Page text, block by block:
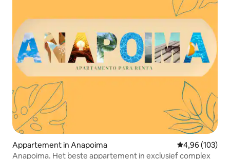
Appartement in Anapoima Gemiddelde
4,96 (103)
Anapoima. Het beste appartement in exclusief complex